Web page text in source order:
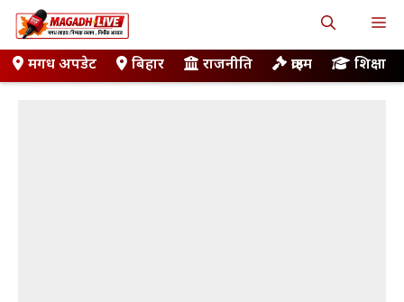
Skip
to
contentमगध अपडेट बिहार राजनीति क्राइम शिक्षा